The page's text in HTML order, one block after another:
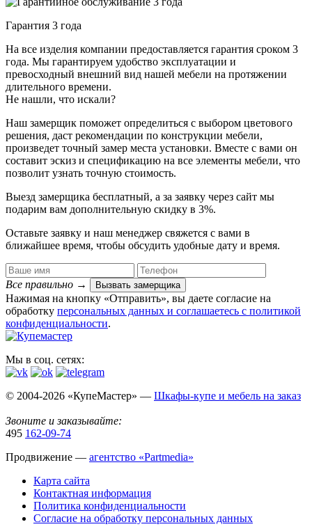
Гарантия 3 года
На все изделия компании предоставляется гарантия сроком 3
года. Мы гарантируем удобство эксплуатации и
превосходный внешний вид нашей мебели на протяжении
длительного времени.
Не нашли, что искали?
Наш замерщик поможет определиться с выбором цветового
решения, даст рекомендации по конструкции мебели,
произведет точный замер места установки. Вместе с вами он
составит эскиз и спецификацию на все элементы мебели, что
позволит узнать точную стоимость.
Выезд замерщика бесплатный, а за заявку через сайт мы
подарим вам дополнительную скидку в 3%.
Оставьте заявку и наш менеджер свяжется с вами в
ближайшее время, чтобы обсудить удобные дату и время.
Все правильно → Вызвать замерщика
Нажимая на кнопку «Отправить», вы даете согласие на
обработку персональных данных​ и соглашаетесь c политикой
конфиденциальности.
Мы в соц. сетях:
© 2004-2026 «КупеМастер» — Шкафы-купе и мебель на заказ
Звоните и заказывайте:
495 162-09-74
Продвижение — агентство «Partmedia»
Карта сайта
Контактная информация
Политика конфиденциальности
Согласие на обработку персональных данных